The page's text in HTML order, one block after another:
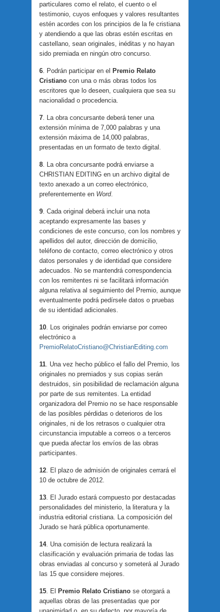
particulares como el relato, el cuento o el
testimonio, cuyos enfoques y valores resultantes
estén acordes con los principios de la fe cristiana
y atendiendo a que las obras estén escritas en
castellano, sean originales, inéditas y no hayan
sido premiada en ningún otro concurso.
6. Podrán participar en el Premio Relato
Cristiano con una o más obras todos los
escritores que lo deseen, cualquiera que sea su
nacionalidad o procedencia.
7. La obra concursante deberá tener una
extensión mínima de 7,000 palabras y una
extensión máxima de 14,000 palabras,
presentadas en un formato de texto digital.
8. La obra concursante podrá enviarse a
CHRISTIAN EDITING en un archivo digital de
texto anexado a un correo electrónico,
preferentemente en Word.
9. Cada original deberá incluir una nota
aceptando expresamente las bases y
condiciones de este concurso, con los nombres y
apellidos del autor, dirección de domicilio,
teléfono de contacto, correo electrónico y otros
datos personales y de identidad que considere
adecuados. No se mantendrá correspondencia
con los remitentes ni se facilitará información
alguna relativa al seguimiento del Premio, aunque
eventualmente podrá pedírsele datos o pruebas
de su identidad adicionales.
10. Los originales podrán enviarse por correo
electrónico a
PremioRelatoCristiano@ChristianEditing.com
11. Una vez hecho público el fallo del Premio, los
originales no premiados y sus copias serán
destruidos, sin posibilidad de reclamación alguna
por parte de sus remitentes. La entidad
organizadora del Premio no se hace responsable
de las posibles pérdidas o deterioros de los
originales, ni de los retrasos o cualquier otra
circunstancia imputable a correos o a terceros
que pueda afectar los envíos de las obras
participantes.
12. El plazo de admisión de originales cerrará el
10 de octubre de 2012.
13. El Jurado estará compuesto por destacadas
personalidades del ministerio, la literatura y la
industria editorial cristiana. La composición del
Jurado se hará pública oportunamente.
14. Una comisión de lectura realizará la
clasificación y evaluación primaria de todas las
obras enviadas al concurso y someterá al Jurado
las 15 que considere mejores.
15. El Premio Relato Cristiano se otorgará a
aquellas obras de las presentadas que por